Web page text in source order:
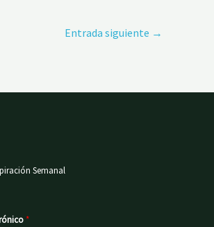
Entrada siguiente →
Semanal
*